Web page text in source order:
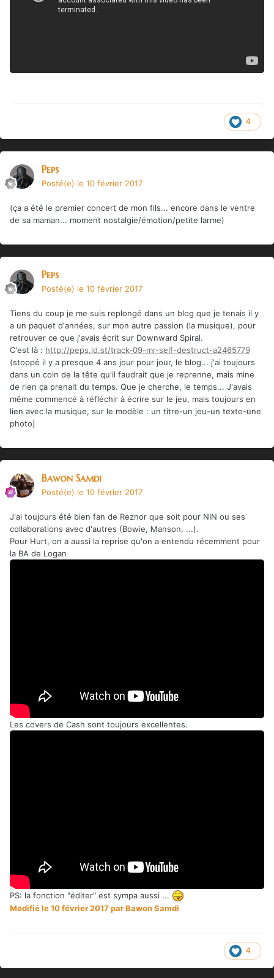
4
Peps
Posté(e) le 10 février 2017
(ça a été le premier concert de mon fils... encore dans le ventre
de sa maman... moment nostalgie/émotion/petite larme)
Peps
Posté(e) le 10 février 2017
Tiens du coup je me suis replongé dans un blog que je tenais il y
a un paquet d'années, sur mon autre passion (la musique), pour
retrouver ce que j'avais écrit sur Downward Spiral.
C'est là : http://peps.id.st/track-09-mr-self-destruct-a2465779
(stoppé il y a presque 4 ans jour pour jour, le blog... j'ai toujours
dans un coin de la tête qu'il faudrait que je reprenne, mais mine
de rien ça prenait du temps. Que je cherche, le temps... J'avais
même commencé à réfléchir à écrire sur le jeu, mais toujours en
lien avec la musique, sur le modèle : un titre-un jeu-un texte-une
photo)
Bawon Samdi
Posté(e) le 10 février 2017
J'ai toujours été bien fan de Reznor que soit pour NIN ou ses
collaborations avec d'autres (Bowie, Manson, ...).
Pour Hurt, on a aussi la reprise qu'on a entendu récemment pour
la BA de Logan
Les covers de Cash sont toujours excellentes.
PS: la fonction "éditer" est sympa aussi ...
Modifiéle 10 février 2017par Bawon Samdi
4